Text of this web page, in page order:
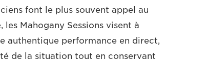
font le plus souvent appel au
Mahogany Sessions visent à
authentique performance en direct,
de la situation tout en conservant